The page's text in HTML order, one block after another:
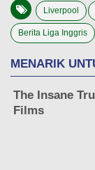
Liverpool
Berita Liga Inggris